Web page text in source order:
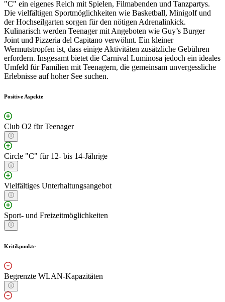
"C" ein eigenes Reich mit Spielen, Filmabenden und Tanzpartys.
Die vielfältigen Sportmöglichkeiten wie Basketball, Minigolf und
der Hochseilgarten sorgen für den nötigen Adrenalinkick.
Kulinarisch werden Teenager mit Angeboten wie Guy’s Burger
Joint und Pizzeria del Capitano verwöhnt. Ein kleiner
Wermutstropfen ist, dass einige Aktivitäten zusätzliche Gebühren
erfordern. Insgesamt bietet die Carnival Luminosa jedoch ein ideales
Umfeld für Familien mit Teenagern, die gemeinsam unvergessliche
Erlebnisse auf hoher See suchen.
Positive Aspekte
Club O2 für Teenager
Circle "C" für 12- bis 14-Jährige
Vielfältiges Unterhaltungsangebot
Sport- und Freizeitmöglichkeiten
Kritikpunkte
Begrenzte WLAN-Kapazitäten